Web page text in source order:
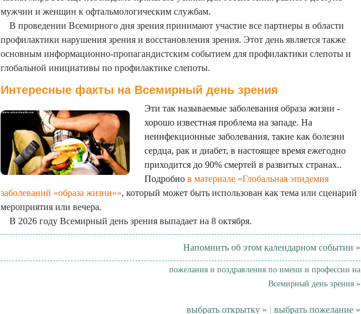
мужчин и женщин к офтальмологическим службам.
В проведении Всемирного дня зрения принимают участие все партнеры в области
профилактики нарушения зрения и восстановления зрения. Этот день является также
основным информационно-пропагандистским событием для профилактики слепоты и
глобальной инициативы по профилактике слепоты.
Интересные факты на Всемирный день зрения
Эти так называемые заболевания образа жизни -
хорошо известная проблема на западе. На
неинфекционные заболевания, такие как болезни
сердца, рак и диабет, в настоящее время ежегодно
приходится до 90% смертей в развитых странах..
Подробно в материале «Глобальная эпидемия
заболеваний «образа жизни»», который может быть использован как тема или сценарий
мероприятия или вечера.
В 2026 году Всемирный день зрения выпадает на 8 октября.
Напомнить об этом календарном событии »
пожелания и поздравления по имени и профессии на
Всемирный день зрения »
выбрать открытку » | выбрать пожелание »